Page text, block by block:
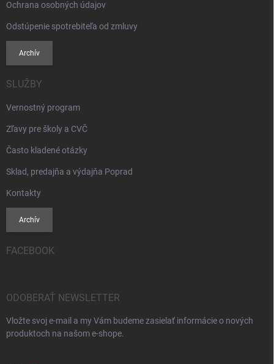
Ochrana osobných údajov
Odstúpenie spotrebiteľa od zmluvy
Archív
SLUŽBY
Vernostný program
Zľavy pre školy a CVČ
Často kladené otázky
Sklad, predajňa a výdajňa Poprad
Kontakty
Archív
FACEBOOK
ODOBERAŤ NEWSLETTER
Vložte svoj e-mail a my Vám budeme zasielať informácie o nových
produktoch na našom e-shope.